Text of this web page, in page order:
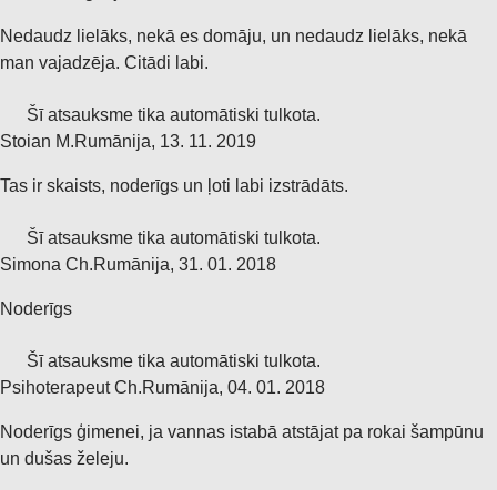
Nedaudz lielāks, nekā es domāju, un nedaudz lielāks, nekā
man vajadzēja. Citādi labi.
Šī atsauksme tika automātiski tulkota.
Stoian M.Rumānija, 13. 11. 2019
Tas ir skaists, noderīgs un ļoti labi izstrādāts.
Šī atsauksme tika automātiski tulkota.
Simona Ch.Rumānija, 31. 01. 2018
Noderīgs
Šī atsauksme tika automātiski tulkota.
Psihoterapeut Ch.Rumānija, 04. 01. 2018
Noderīgs ģimenei, ja vannas istabā atstājat pa rokai šampūnu
un dušas želeju.